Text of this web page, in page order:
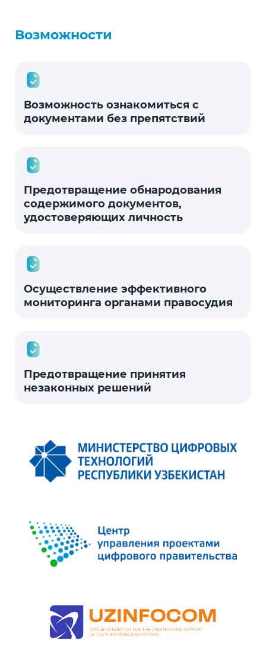
Возможности
Возможность ознакомиться с
документами без препятствий
Предотвращение обнародования
содержимого документов,
удостоверяющих личность
Осуществление эффективного
мониторинга органами правосудия
Предотвращение принятия
незаконных решений